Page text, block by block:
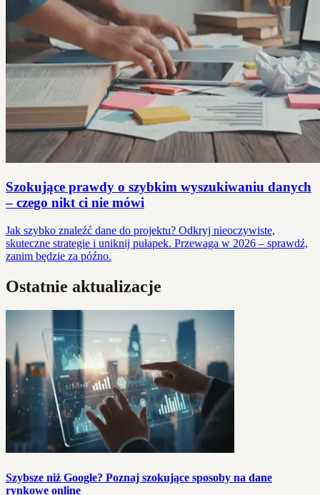
Szokujące prawdy o szybkim wyszukiwaniu danych
– czego nikt ci nie mówi
Jak szybko znaleźć dane do projektu? Odkryj nieoczywiste,
skuteczne strategie i uniknij pułapek. Przewaga w 2026 – sprawdź,
zanim będzie za późno.
Ostatnie aktualizacje
Szybsze niż Google? Poznaj szokujące sposoby na dane
rynkowe online